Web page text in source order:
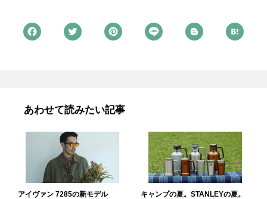
あわせて読みたい記事
アイヴァン 7285の新モデル
キャンプの夏。STANLEYの夏。